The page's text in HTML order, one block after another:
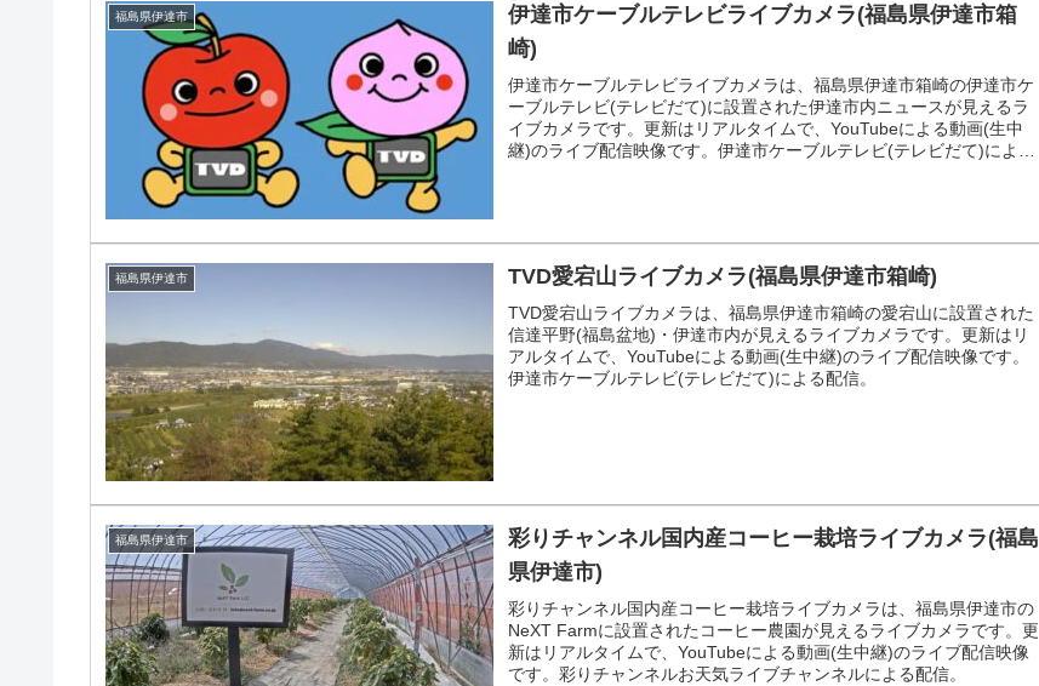
福島県伊達市
伊達市ケーブルテレビライブカメラ(福島県伊達市箱
崎)
伊達市ケーブルテレビライブカメラは、福島県伊達市箱崎の伊達市ケ
ーブルテレビ(テレビだて)に設置された伊達市内ニュースが見えるラ
イブカメラです。更新はリアルタイムで、YouTubeによる動画(生中
継)のライブ配信映像です。伊達市ケーブルテレビ(テレビだて)による
福島県伊達市 TVD愛宕山ライブカメラ(福島県伊達市箱崎)
TVD愛宕山ライブカメラは、福島県伊達市箱崎の愛宕山に設置された
信達平野(福島盆地)・伊達市内が見えるライブカメラです。更新はリ
アルタイムで、YouTubeによる動画(生中継)のライブ配信映像です。
伊達市ケーブルテレビ(テレビだて)による配信。
福島県伊達市
彩りチャンネル国内産コーヒー栽培ライブカメラ(福島
県伊達市)
彩りチャンネル国内産コーヒー栽培ライブカメラは、福島県伊達市の
NeXT Farmに設置されたコーヒー農園が見えるライブカメラです。更
新はリアルタイムで、YouTubeによる動画(生中継)のライブ配信映像
です。彩りチャンネルお天気ライブチャンネルによる配信。